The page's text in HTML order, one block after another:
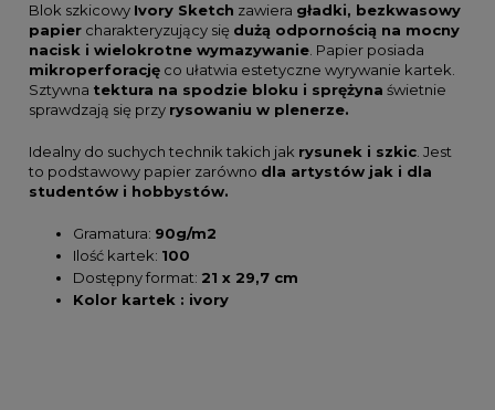
Blok szkicowy Ivory Sketch zawiera gładki, bezkwasowy
papier charakteryzujący się dużą odpornością na mocny
nacisk i wielokrotne wymazywanie. Papier posiada
mikroperforację co ułatwia estetyczne wyrywanie kartek.
Sztywna tektura na spodzie bloku i sprężyna świetnie
sprawdzają się przy rysowaniu w plenerze.
Idealny do suchych technik takich jak rysunek i szkic . Jest
to podstawowy papier zarówno dla artystów jak i dla
studentów i hobbystów.
Gramatura: 90g/m2
Ilość kartek: 100
Dostępny format: 21 x 29,7 cm
Kolor kartek : ivory